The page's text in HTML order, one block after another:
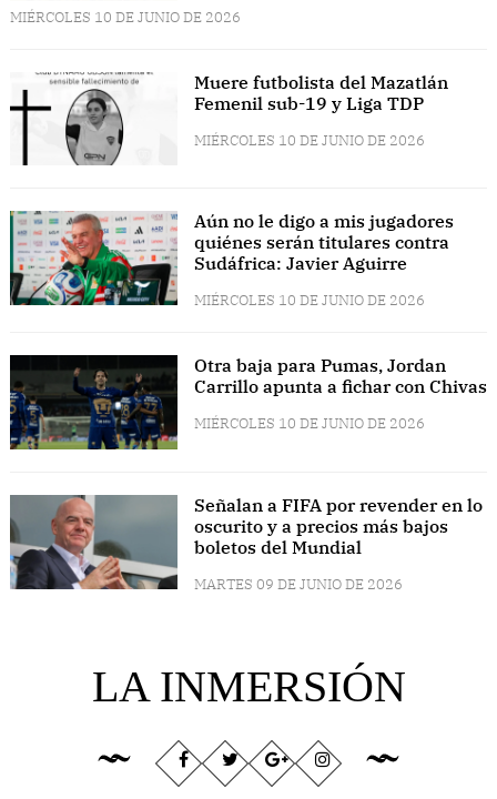
MIÉRCOLES 10 DE JUNIO DE 2026
Muere futbolista del Mazatlán
Femenil sub-19 y Liga TDP
MIÉRCOLES 10 DE JUNIO DE 2026
Aún no le digo a mis jugadores
quiénes serán titulares contra
Sudáfrica: Javier Aguirre
MIÉRCOLES 10 DE JUNIO DE 2026
Otra baja para Pumas, Jordan
Carrillo apunta a fichar con Chivas
MIÉRCOLES 10 DE JUNIO DE 2026
Señalan a FIFA por revender en lo
oscurito y a precios más bajos
boletos del Mundial
MARTES 09 DE JUNIO DE 2026
LA INMERSIÓN